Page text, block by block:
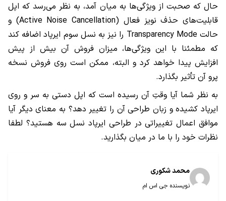
حال که صحبت از ویژگی‌ها به میان آمد، به نظر می‌رسد که اپل
قابلیت‌های حذف نویز فعال (Active Noise Cancellation) و
حالتTransparency Mode را نیز به نسل سوم ایرپاد اضافه کند
که مطمئنا با این ویژگی‌ها، میزان فروش آن بیش از پیش
افزایش پیدا خواهد کرد و البته، ممکن است روی فروش نسخه
پرو آن تأثیر بگذارد.
به نظر شما آیا وقتِ آن رسیده است که اپل دستی به سر و روی
ایرپاد کشیده و زبان طراحی آن را تغییر دهد؟ به معنای دیگر آیا
موافق اعمال تغییراتی در طراحی ایرپاد نسل سه هستید؟ لطفا
نظرات خود را با ما در میان بگذارید.
محمد شکوری
نویسنده جی اس ام